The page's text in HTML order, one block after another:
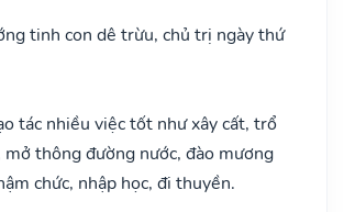
tinh con dê trừu, chủ trị ngày thứ
tác nhiều việc tốt như xây cất, trổ
mở thông đường nước, đào mương
chức, nhập học, đi thuyền.